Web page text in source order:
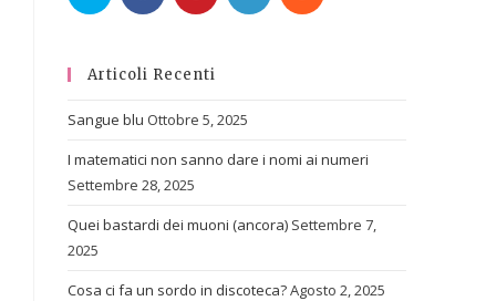
Articoli Recenti
Sangue blu Ottobre 5, 2025
I matematici non sanno dare i nomi ai numeri
Settembre 28, 2025
Quei bastardi dei muoni (ancora) Settembre 7,
2025
Cosa ci fa un sordo in discoteca?Agosto 2, 2025